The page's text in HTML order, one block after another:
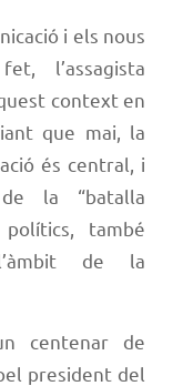
i els nous
l’assagista
context en
que mai, la
és central, i
la “batalla
també
de la
centenar de
president del